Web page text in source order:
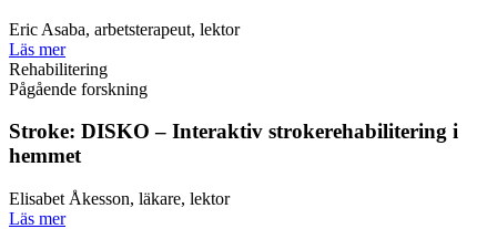
Eric Asaba, arbetsterapeut, lektor
Läs mer
Rehabilitering
Pågående forskning
Stroke: DISKO – Interaktiv strokerehabilitering i
hemmet
Elisabet Åkesson, läkare, lektor
Läs mer